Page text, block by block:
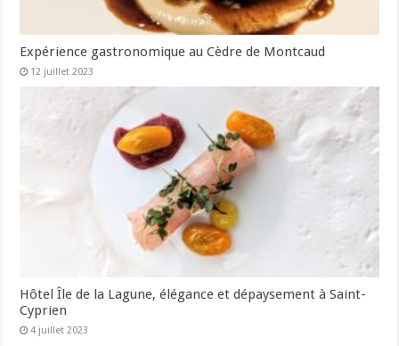
Expérience gastronomique au Cèdre de Montcaud
12 juillet 2023
Hôtel Île de la Lagune, élégance et dépaysement à Saint-
Cyprien
4 juillet 2023